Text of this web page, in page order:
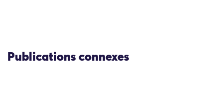
Publications connexes